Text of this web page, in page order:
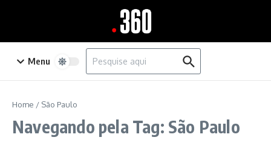
Menu
Procurar por:
Home / São Paulo
Navegando pela Tag: São Paulo